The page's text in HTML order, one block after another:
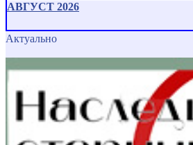
АВГУСТ 2026
Актуально